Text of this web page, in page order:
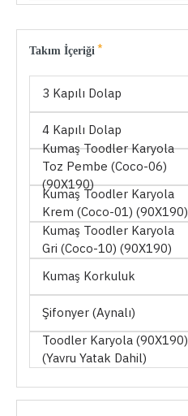
Takım İçeriği
3 Kapılı Dolap
4 Kapılı Dolap
Kumaş Toodler Karyola
Toz Pembe (Coco-06)
(90X190)
Kumaş Toodler Karyola
Krem (Coco-01) (90X190)
Kumaş Toodler Karyola
Gri (Coco-10) (90X190)
Kumaş Korkuluk
Şifonyer (Aynalı)
Toodler Karyola (90X190)
(Yavru Yatak Dahil)